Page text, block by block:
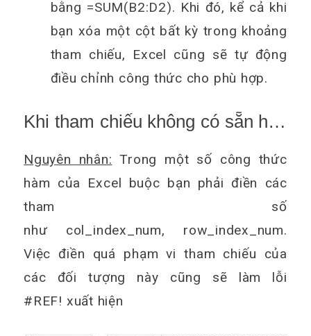
bằng =SUM(B2:D2). Khi đó, kể cả khi
bạn xóa một cột bất kỳ trong khoảng
tham chiếu, Excel cũng sẽ tự động
điều chỉnh công thức cho phù hợp.
Khi tham chiếu không có sẵn hay
Nguyên nhân: Trong một số công thức
hàm của Excel buộc bạn phải điền các
tham số
như col_index_num, row_index_num.
Việc điền quá phạm vi tham chiếu của
các đối tượng này cũng sẽ làm lỗi
#REF! xuất hiện